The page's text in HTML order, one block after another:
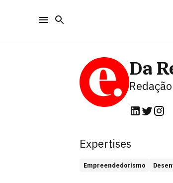
Da
Expertises
Empreendedorismo